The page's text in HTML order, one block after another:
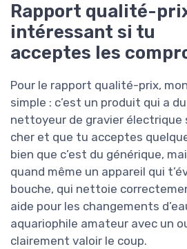
Rapport qualité-
intéressant si tu
acceptes les
Pour le rapport qualité-prix,
simple : c’est un produit qui a
nettoyeur de gravier
cher et que tu acceptes
bien que c’est du générique,
quand même un appareil qui
bouche, qui nettoie
aide pour les changements
aquariophile amateur avec un
clairement valoir le coup.